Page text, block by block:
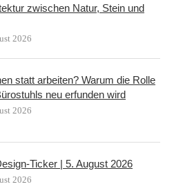
zwischen Natur, Stein und
2026
statt arbeiten? Warum die Rolle
neu erfunden wird
2026
Ticker | 5. August 2026
2026